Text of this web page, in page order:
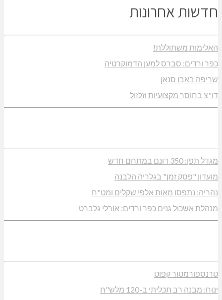
חדשות אחרונות
האלימות משתוללת!
כפר ורדים: סברס למען הדמוקרטיה
שריפה באבו סנאן
דו"צ בחוסר מקצועיות וזלזול
מגדל תפן: 350 דונם במתחם חדש
מועדון "פסק זמן" בגלריה הלבנה
נהריה: נתפסו מאות אלפי שקלים ומט"ח
מנהלת אשכול גנים כפר ורדים: אורלי גלברט
טרנספורמטור קפוט
ינוח: מבנה רב תכליתי ב-120 מלש"ח